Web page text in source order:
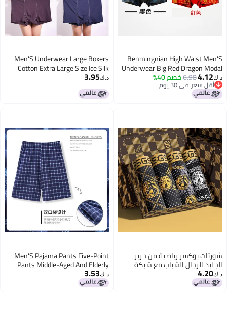
Benmingnian High Waist Men'S
Underwear Big Red Dragon Modal
Plus Size Boxer Middle-Aged And
Elderly Fat Men Loose Shorts
د.ك‏4.12
6.98خصم 40%
أقل سعر في 30 يوم
أقل سعر في 30 يوم
Men'S Underwear Large Boxers
Cotton Extra Large Size Ice Silk
Men'S Pants Loose Shorts
Summer Thin Shorts
د.ك‏3.95
شورتات بوكسر رياضية من حرير
الجليد للرجال الشباب مع شبكة
قابلة للتنفس هدية في صندوق
هدايا Gdad4
د.ك‏4.20
Men'S Pajama Pants Five-Point
Pants Middle-Aged And Elderly
Thin Loose Extra-Large Size Fat
Men'S Outwear Home Pants
د.ك‏3.53